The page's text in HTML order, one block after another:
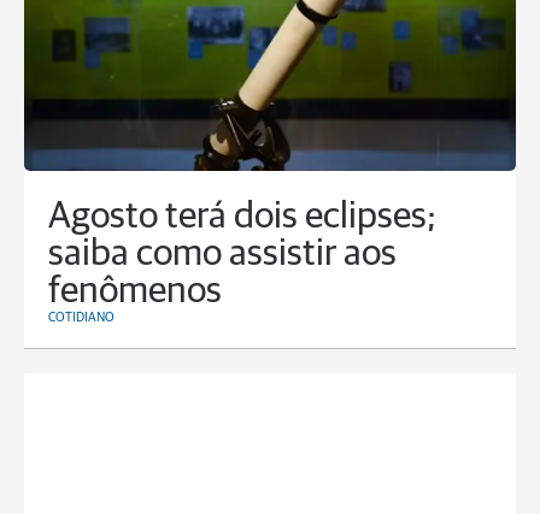
Agosto terá dois eclipses;
saiba como assistir aos
fenômenos
COTIDIANO